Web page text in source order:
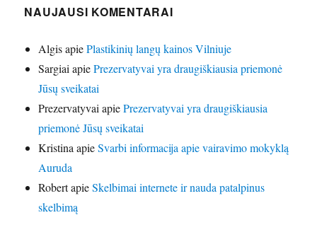
NAUJAUSI KOMENTARAI
AlgisapiePlastikinių langų kainos Vilniuje
SargiaiapiePrezervatyvai yra draugiškiausia priemonė
Jūsų sveikatai
PrezervatyvaiapiePrezervatyvai yra draugiškiausia
priemonė Jūsų sveikatai
KristinaapieSvarbi informacija apie vairavimo mokyklą
Auruda
RobertapieSkelbimai internete ir nauda patalpinus
skelbimą